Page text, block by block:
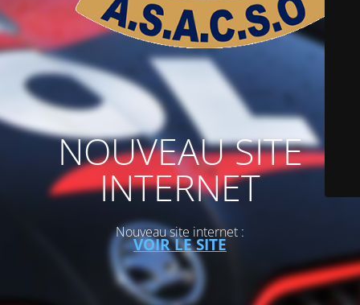
NOUVEAU SITE
INTERNET
Nouveau site internet :
VOIR LE SITE